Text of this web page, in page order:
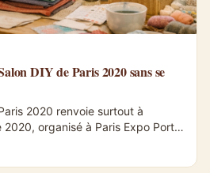
DIY de Paris 2020 sans se
2020 renvoie surtout à
2020, organisé à Paris Expo Porte